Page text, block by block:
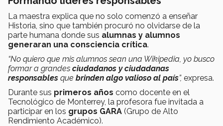
La maestra explica que no solo comenzó a enseñar
Historia, sino que también procuró no olvidarse de la
parte humana donde sus alumnas y alumnos
generaran una consciencia crítica.
“No quiero que mis alumnos sean una Wikipedia, yo busco
formar a grandes ciudadanos y ciudadanas
responsables que brinden algo valioso al país”, expresa.
Durante sus primeros años como docente en el
Tecnológico de Monterrey, la profesora fue invitada a
participar en los grupos GARA (Grupo de Alto
Rendimiento Académico).